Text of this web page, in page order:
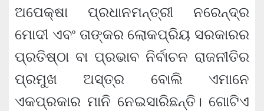
ଅପେକ୍ଷା ପ୍ରଧାନମନ୍ତ୍ରୀ ନରେନ୍ଦ୍ର
ମୋଦୀ ଏବଂ ତାଙ୍କର ଲୋକପ୍ରିୟ ସରକାରର
ପ୍ରତିଷ୍ଠା ବା ପ୍ରଭାବ ନିର୍ବାଚନ ରାଜନୀତିର
ପ୍ରମୁଖ ଅସ୍ତ୍ର ବୋଲି ଏମାନେ
ଏକପ୍ରକାର ମାନି ନେଇସାରିଛନ୍ତି। ଗୋଟିଏ